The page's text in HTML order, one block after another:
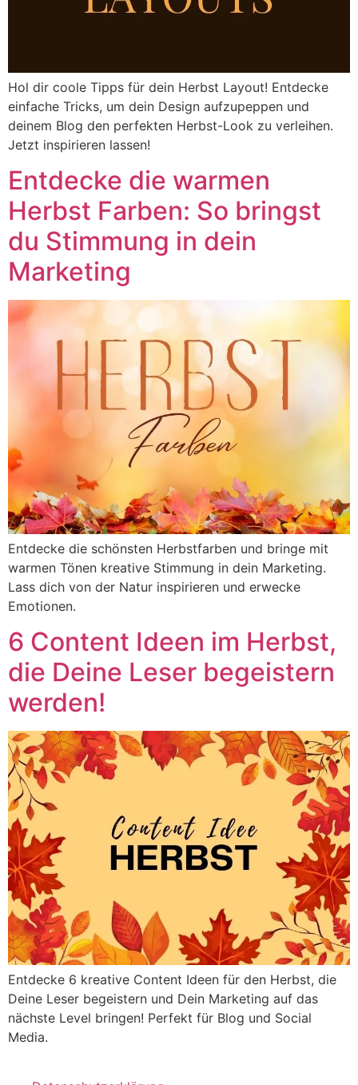
Hol dir coole Tipps für dein Herbst Layout! Entdecke
einfache Tricks, um dein Design aufzupeppen und
deinem Blog den perfekten Herbst-Look zu verleihen.
Jetzt inspirieren lassen!
Entdecke die warmen
Herbst Farben: So bringst
du Stimmung in dein
Marketing
Entdecke die schönsten Herbstfarben und bringe mit
warmen Tönen kreative Stimmung in dein Marketing.
Lass dich von der Natur inspirieren und erwecke
Emotionen.
6 Content Ideen im Herbst,
die Deine Leser begeistern
werden!
Entdecke 6 kreative Content Ideen für den Herbst, die
Deine Leser begeistern und Dein Marketing auf das
nächste Level bringen! Perfekt für Blog und Social
Media.